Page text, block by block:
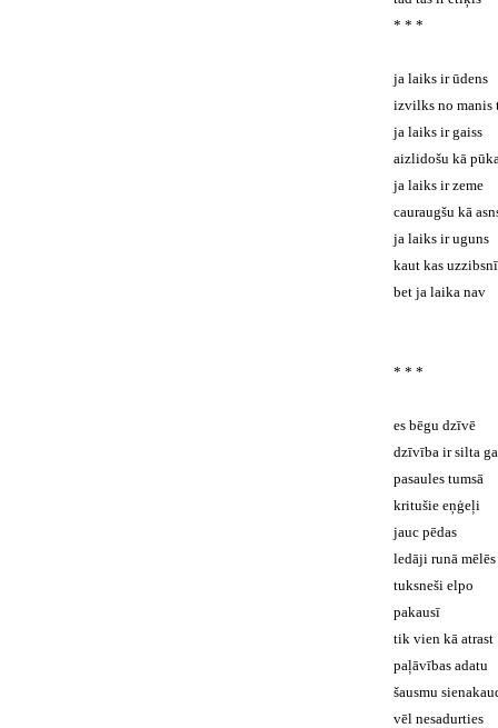
* * *
ja laiks ir ūdens
izvilks no manis
ja laiks ir gaiss
aizlidošu kā
ja laiks ir zeme
cauraugšu kā
ja laiks ir uguns
kaut kas
bet ja laika nav
* * *
es bēgu dzīvē
dzīvība ir silta
pasaules tumsā
kritušie eņģeļi
jauc pēdas
ledāji runā mēlēs
tuksneši elpo
pakausī
tik vien kā atrast
paļāvības adatu
šausmu
vēl nesadurties